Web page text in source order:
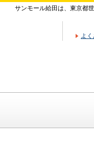
サンモール給田は、東京都
よ